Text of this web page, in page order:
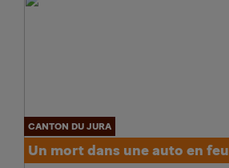
CANTON DU JURA
Un mort dans une auto en feu